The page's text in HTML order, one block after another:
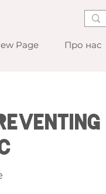
Page Про нас